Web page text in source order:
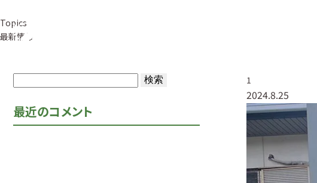
Topics
最新情報
最近のコメント
1
2024.8.25